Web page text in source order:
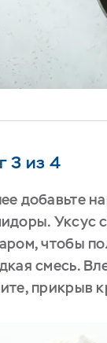
3 из 4
добавьте
Уксус
чтобы
смесь.
прикрыв